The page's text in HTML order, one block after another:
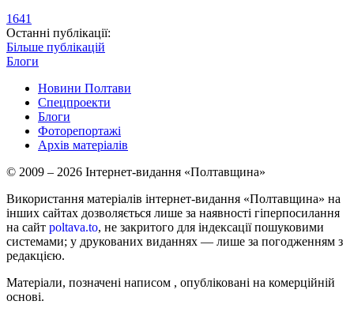
1641
Останні публікації:
Більше публікацій
Блоги
Новини Полтави
Спецпроекти
Блоги
Фоторепортажі
Архів матеріалів
© 2009 – 2026 Інтернет-видання «Полтавщина»
Використання матеріалів інтернет-видання «Полтавщина» на
інших сайтах дозволяється лише за наявності гіперпосилання
на сайт poltava.to, не закритого для індексації пошуковими
системами; у друкованих виданнях — лише за погодженням з
редакцією.
Матеріали, позначені написом , опубліковані на комерційній
основі.